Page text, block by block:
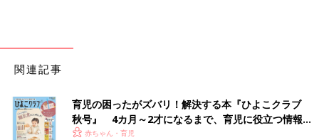
関連記事
育児の困ったがズバリ！解決する本『ひよこクラブ
秋号』 4カ月～2才になるまで、育児に役立つ情報が
いっぱい！
赤ちゃん・育児